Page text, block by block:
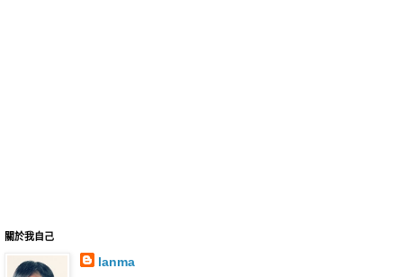
關於我自己
lanma